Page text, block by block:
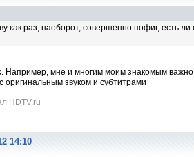
как раз, наоборот, совершенно пофиг, есть
Например, мне и многим моим знакомым
оригинальным звуком и субтитрами
HDTV.ru
14:10